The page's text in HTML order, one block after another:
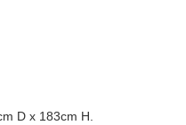
D x 183cm H.